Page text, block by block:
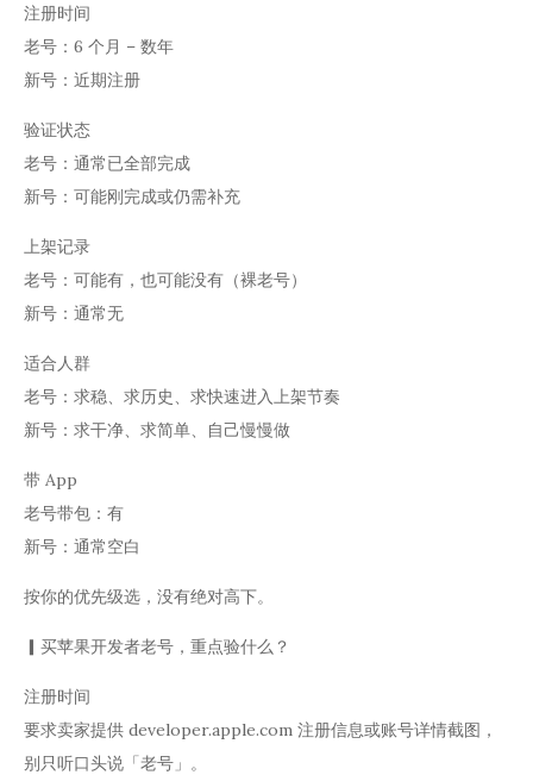
注册时间
老号：6 个月 – 数年
新号：近期注册
验证状态
老号：通常已全部完成
新号：可能刚完成或仍需补充
上架记录
老号：可能有，也可能没有（裸老号）
新号：通常无
适合人群
老号：求稳、求历史、求快速进入上架节奏
新号：求干净、求简单、自己慢慢做
带 App
老号带包：有
新号：通常空白
按你的优先级选，没有绝对高下。
▎买苹果开发者老号，重点验什么？
注册时间
要求卖家提供 developer.apple.com 注册信息或账号详情截图，
别只听口头说「老号」。